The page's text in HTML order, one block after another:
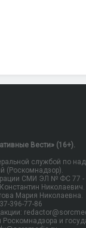
Вести» (16+).
службой по
(Роскомнадзор).
СМИ ЭЛ № ФС 77 -
Николаевич.
Мария Николаевна.
396-77-86
и